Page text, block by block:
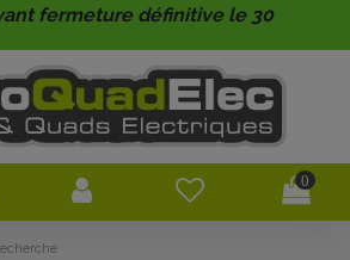
fermeture définitive le 30
0